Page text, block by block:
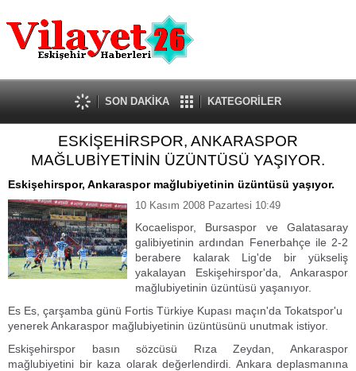
Güncel
Ekonomi
Politika
Eğitim
Spor
Kültür-Sanat
Dünya
Röportaj
Tanıtım Yazısı
SON DAKİKA KATEGORİLER
ESKİŞEHİRSPOR, ANKARASPOR
MAĞLUBİYETİNİN ÜZÜNTÜSÜ YAŞIYOR.
Eskişehirspor, Ankaraspor mağlubiyetinin üzüntüsü yaşıyor.
10 Kasım 2008 Pazartesi 10:49
Kocaelispor, Bursaspor ve Galatasaray
galibiyetinin ardından Fenerbahçe ile 2-2
berabere kalarak Lig'de bir yükseliş
yakalayan Eskişehirspor'da, Ankaraspor
mağlubiyetinin üzüntüsü yaşanıyor.
Es Es, çarşamba günü Fortis Türkiye Kupası maçın'da Tokatspor'u
yenerek Ankaraspor mağlubiyetinin üzüntüsünü unutmak istiyor.
Eskişehirspor basın sözcüsü Rıza Zeydan, Ankaraspor
mağlubiyetini bir kaza olarak değerlendirdi. Ankara deplasmanına